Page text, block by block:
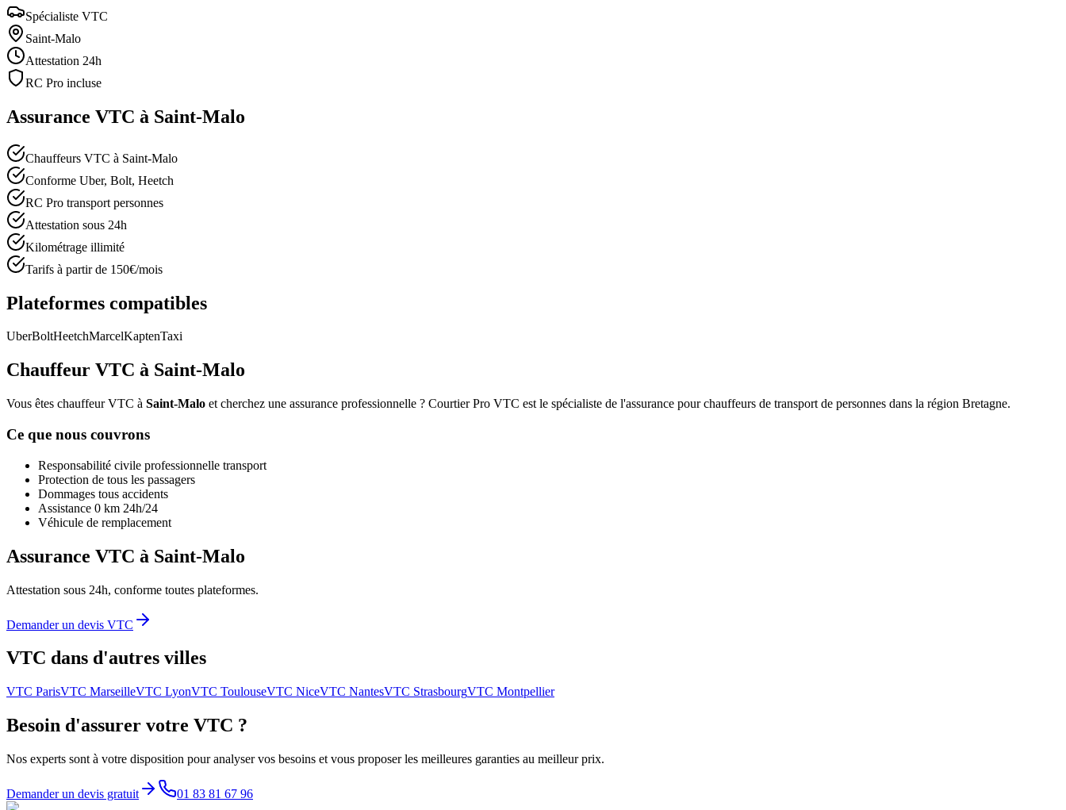
Spécialiste VTC
Saint-Malo
Attestation 24h
RC Pro incluse
Assurance VTC à Saint-Malo
Chauffeurs VTC à Saint-Malo
Conforme Uber, Bolt, Heetch
RC Pro transport personnes
Attestation sous 24h
Kilométrage illimité
Tarifs à partir de 150€/mois
Plateformes compatibles
UberBoltHeetchMarcelKaptenTaxi
Chauffeur VTC à Saint-Malo
Vous êtes chauffeur VTC à Saint-Malo et cherchez une assurance professionnelle ? Courtier Pro VTC est le spécialiste de l'assurance pour chauffeurs de transport de personnes dans la région Bretagne.
Ce que nous couvrons
Responsabilité civile professionnelle transport
Protection de tous les passagers
Dommages tous accidents
Assistance 0 km 24h/24
Véhicule de remplacement
Assurance VTC à Saint-Malo
Attestation sous 24h, conforme toutes plateformes.
Demander un devis VTC
VTC dans d'autres villes
VTC ParisVTC MarseilleVTC LyonVTC ToulouseVTC NiceVTC NantesVTC StrasbourgVTC Montpellier
Besoin d'assurer votre VTC ?
Nos experts sont à votre disposition pour analyser vos besoins et vous proposer les meilleures garanties au meilleur prix.
Demander un devis gratuit 01 83 81 67 96